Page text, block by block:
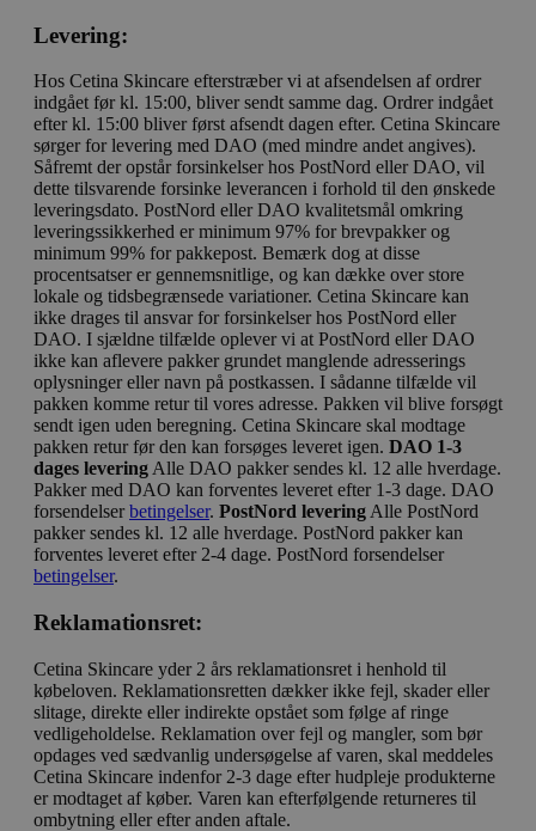
Levering:
Hos Cetina Skincare efterstræber vi at afsendelsen af ordrer
indgået før kl. 15:00, bliver sendt samme dag. Ordrer indgået
efter kl. 15:00 bliver først afsendt dagen efter. Cetina Skincare
sørger for levering med DAO (med mindre andet angives).
Såfremt der opstår forsinkelser hos PostNord eller DAO, vil
dette tilsvarende forsinke leverancen i forhold til den ønskede
leveringsdato. PostNord eller DAO kvalitetsmål omkring
leveringssikkerhed er minimum 97% for brevpakker og
minimum 99% for pakkepost. Bemærk dog at disse
procentsatser er gennemsnitlige, og kan dække over store
lokale og tidsbegrænsede variationer. Cetina Skincare kan
ikke drages til ansvar for forsinkelser hos PostNord eller
DAO. I sjældne tilfælde oplever vi at PostNord eller DAO
ikke kan aflevere pakker grundet manglende adresserings
oplysninger eller navn på postkassen. I sådanne tilfælde vil
pakken komme retur til vores adresse. Pakken vil blive forsøgt
sendt igen uden beregning. Cetina Skincare skal modtage
pakken retur før den kan forsøges leveret igen. DAO 1-3
dages levering Alle DAO pakker sendes kl. 12 alle hverdage.
Pakker med DAO kan forventes leveret efter 1-3 dage. DAO
forsendelserbetingelser. PostNord levering Alle PostNord
pakker sendes kl. 12 alle hverdage. PostNord pakker kan
forventes leveret efter 2-4 dage. PostNord forsendelser
betingelser.
Reklamationsret:
Cetina Skincare yder 2 års reklamationsret i henhold til
købeloven. Reklamationsretten dækker ikke fejl, skader eller
slitage, direkte eller indirekte opstået som følge af ringe
vedligeholdelse. Reklamation over fejl og mangler, som bør
opdages ved sædvanlig undersøgelse af varen, skal meddeles
Cetina Skincare indenfor 2-3 dage efter hudpleje produkterne
er modtaget af køber. Varen kan efterfølgende returneres til
ombytning eller efter anden aftale.